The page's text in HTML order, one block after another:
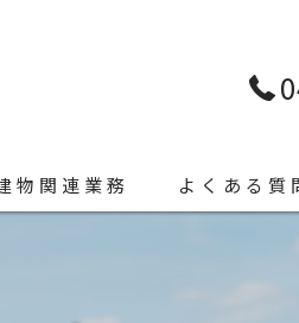
物関連業務 よくある質